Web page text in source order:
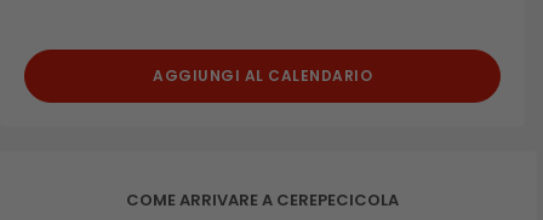
AGGIUNGI AL CALENDARIO
COME ARRIVARE A CEREPECICOLA